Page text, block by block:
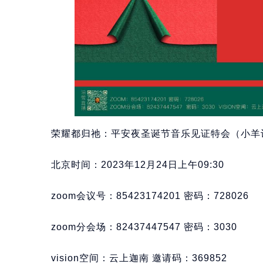
荣耀都归祂：平安夜圣诞节音乐见证特会（小羊
北京时间：2023年12月24日上午09:30
zoom会议号：85423174201 密码：728026
zoom分会场：82437447547 密码：3030
vision空间：云上迦南 邀请码：369852